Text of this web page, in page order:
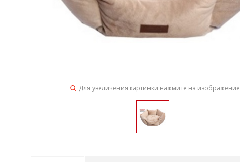
Для увеличения картинки нажмите на изображение